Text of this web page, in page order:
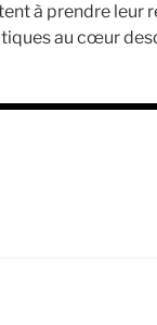
à prendre leur
au cœur